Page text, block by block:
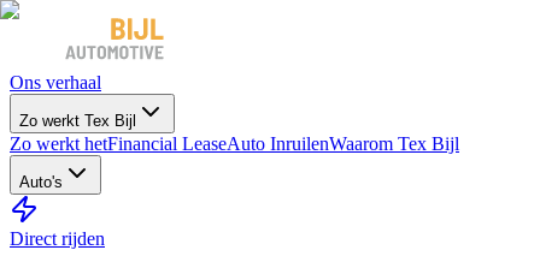
Ons verhaal
Zo werkt Tex Bijl
Zo werkt hetFinancial LeaseAuto InruilenWaarom Tex Bijl
Auto's
Direct rijden